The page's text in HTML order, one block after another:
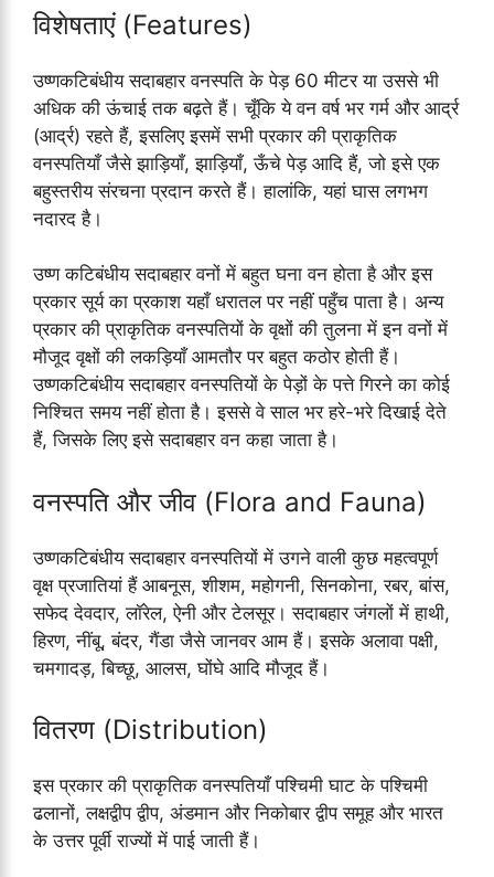
विशेषताएं (Features)
उष्णकटिबंधीय सदाबहार वनस्पति के पेड़ 60 मीटर या उससे भी
अधिक की ऊंचाई तक बढ़ते हैं। चूँकि ये वन वर्ष भर गर्म और आर्द्र
(आर्द्र) रहते हैं, इसलिए इसमें सभी प्रकार की प्राकृतिक
वनस्पतियाँ जैसे झाड़ियाँ, झाड़ियाँ, ऊँचे पेड़ आदि हैं, जो इसे एक
बहुस्तरीय संरचना प्रदान करते हैं। हालांकि, यहां घास लगभग
नदारद है।
उष्ण कटिबंधीय सदाबहार वनों में बहुत घना वन होता है और इस
प्रकार सूर्य का प्रकाश यहाँ धरातल पर नहीं पहुँच पाता है। अन्य
प्रकार की प्राकृतिक वनस्पतियों के वृक्षों की तुलना में इन वनों में
मौजूद वृक्षों की लकड़ियाँ आमतौर पर बहुत कठोर होती हैं।
उष्णकटिबंधीय सदाबहार वनस्पतियों के पेड़ों के पत्ते गिरने का कोई
निश्चित समय नहीं होता है। इससे वे साल भर हरे-भरे दिखाई देते
हैं, जिसके लिए इसे सदाबहार वन कहा जाता है।
वनस्पति और जीव (Flora and Fauna)
उष्णकटिबंधीय सदाबहार वनस्पतियों में उगने वाली कुछ महत्वपूर्ण
वृक्ष प्रजातियां हैं आबनूस, शीशम, महोगनी, सिनकोना, रबर, बांस,
सफेद देवदार, लॉरेल, ऐनी और टेलसूर। सदाबहार जंगलों में हाथी,
हिरण, नींबू, बंदर, गैंडा जैसे जानवर आम हैं। इसके अलावा पक्षी,
चमगादड़, बिच्छू, आलस, घोंघे आदि मौजूद हैं।
वितरण (Distribution)
इस प्रकार की प्राकृतिक वनस्पतियाँ पश्चिमी घाट के पश्चिमी
ढलानों, लक्षद्वीप द्वीप, अंडमान और निकोबार द्वीप समूह और भारत
के उत्तर पूर्वी राज्यों में पाई जाती हैं।